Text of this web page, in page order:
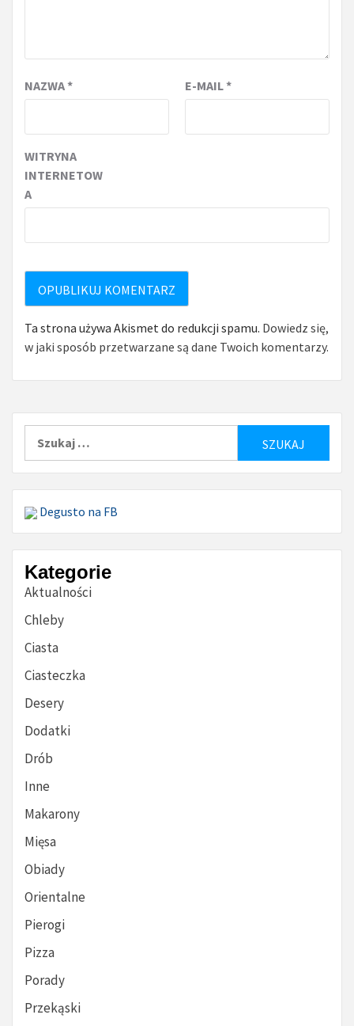
NAZWA* E-MAIL*
WITRYNA
INTERNETOW
A
Ta strona używa Akismet do redukcji spamu. Dowiedz się,
w jaki sposób przetwarzane są dane Twoich komentarzy.
Degusto na FB
Kategorie
Aktualności
Chleby
Ciasta
Ciasteczka
Desery
Dodatki
Drób
Inne
Makarony
Mięsa
Obiady
Orientalne
Pierogi
Pizza
Porady
Przekąski